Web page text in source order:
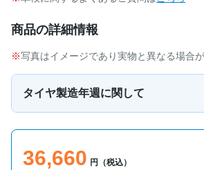
商品の詳細情報
写真はイメージであり実物と異なる場合が
タイヤ製造年週に関して
36,660 円（税込）